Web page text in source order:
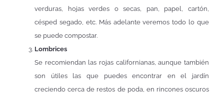
verduras, hojas verdes o secas, pan, papel, cartón,
césped segado, etc. Más adelante veremos todo lo que
se puede compostar.
Lombrices
Se recomiendan las rojas californianas, aunque también
son útiles las que puedes encontrar en el jardín
creciendo cerca de restos de poda, en rincones oscuros